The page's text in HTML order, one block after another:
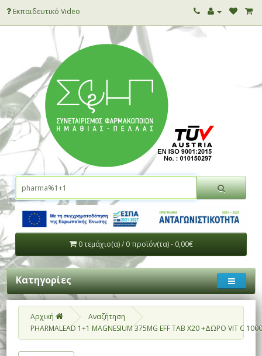
Εκπαιδευτικό Video
0 τεμάχιο(α) / 0 προϊόν(τα) - 0,00€
Κατηγορίες
Αρχική
Αναζήτηση
PHARMALEAD 1+1 MAGNESIUM 375MG EFF TAB X20 +ΔΩΡΟ VIT C